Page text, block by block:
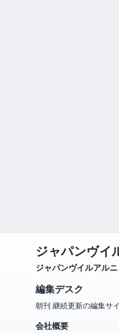
ジャパンヴイ
ジャパンヴイルアル
編集デスク
朝刊 継続更新の編集サ
会社概要